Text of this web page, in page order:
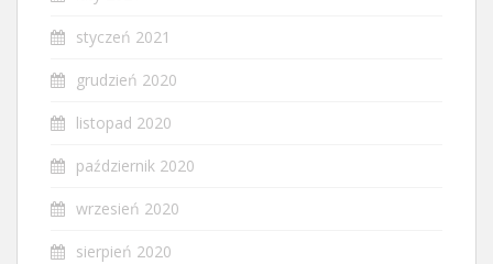
styczeń 2021
grudzień 2020
listopad 2020
październik 2020
wrzesień 2020
sierpień 2020